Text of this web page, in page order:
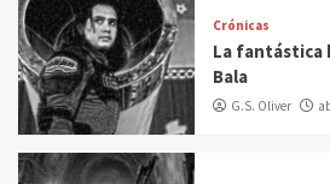
Crónicas
La fantástica
Bala
G.S. Oliver